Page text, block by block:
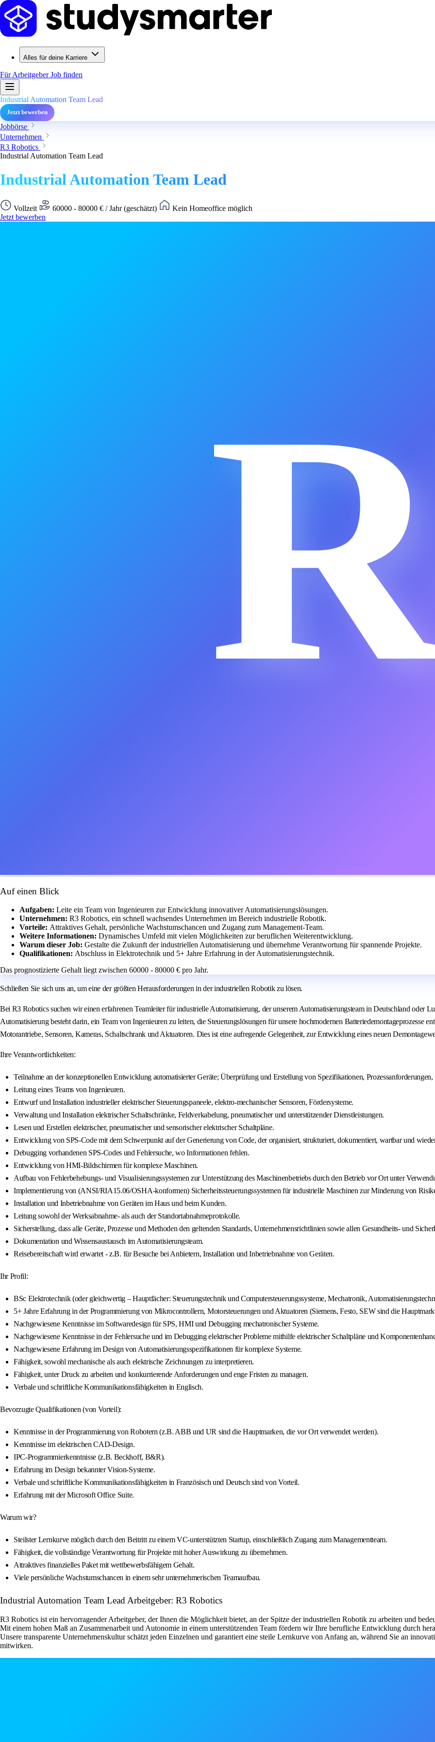
Alles für deine Karriere
Für ArbeitgeberJob finden
Industrial Automation Team Lead
Jetzt bewerben
Jobbörse
Unternehmen
R3 Robotics
Industrial Automation Team Lead
Industrial Automation Team Lead
Vollzeit 60000 - 80000 € / Jahr (geschätzt)
Kein Homeoffice möglich
Jetzt bewerben
Auf einen Blick
Aufgaben: Leite ein Team von Ingenieuren zur Entwicklung innovativer Automatisierungslösungen.
Unternehmen: R3 Robotics, ein schnell wachsendes Unternehmen im Bereich industrielle Robotik.
Vorteile: Attraktives Gehalt, persönliche Wachstumschancen und Zugang zum Management-Team.
Weitere Informationen: Dynamisches Umfeld mit vielen Möglichkeiten zur beruflichen Weiterentwicklung.
Warum dieser Job: Gestalte die Zukunft der industriellen Automatisierung und übernehme Verantwortung für spannende Projekte.
Qualifikationen: Abschluss in Elektrotechnik und 5+ Jahre Erfahrung in der Automatisierungstechnik.
Das prognostizierte Gehalt liegt zwischen 60000 - 80000 € pro Jahr.
Schließen Sie sich uns an, um eine der größten Herausforderungen in der industriellen Robotik zu lösen.
Bei R3 Robotics suchen wir einen erfahrenen Teamleiter für industrielle Automatisierung, der unserem Automatisierungsteam in Deutschland oder
Automatisierung besteht darin, ein Team von Ingenieuren zu leiten, die Steuerungslösungen für unsere hochmodernen Batteriedemontageprozesse
Motorantriebe, Sensoren, Kameras, Schaltschrank und Aktuatoren. Dies ist eine aufregende Gelegenheit, zur Entwicklung eines neuen
Ihre Verantwortlichkeiten:
Teilnahme an der konzeptionellen Entwicklung automatisierter Geräte; Überprüfung und Erstellung von Spezifikationen,
Leitung eines Teams von Ingenieuren.
Entwurf und Installation industrieller elektrischer Steuerungspaneele, elektro-mechanischer Sensoren, Fördersysteme.
Verwaltung und Installation elektrischer Schaltschränke, Feldverkabelung, pneumatischer und unterstützender Dienstleistungen.
Lesen und Erstellen elektrischer, pneumatischer und sensorischer elektrischer Schaltpläne.
Entwicklung von SPS-Code mit dem Schwerpunkt auf der Generierung von Code, der organisiert, strukturiert, dokumentiert, wartbar und
Debugging vorhandenen SPS-Codes und Fehlersuche, wo Informationen fehlen.
Entwicklung von HMI-Bildschirmen für komplexe Maschinen.
Aufbau von Fehlerbehebungs- und Visualisierungssystemen zur Unterstützung des Maschinenbetriebs durch den Betrieb vor Ort unter
Implementierung von (ANSI/RIA15.06/OSHA-konformen) Sicherheitssteuerungssystemen für industrielle Maschinen zur Minderung von
Installation und Inbetriebnahme von Geräten im Haus und beim Kunden.
Leitung sowohl der Werksabnahme- als auch der Standortabnahmeprotokolle.
Sicherstellung, dass alle Geräte, Prozesse und Methoden den geltenden Standards, Unternehmensrichtlinien sowie allen Gesundheits- und
Dokumentation und Wissensaustausch im Automatisierungsteam.
Reisebereitschaft wird erwartet - z.B. für Besuche bei Anbietern, Installation und Inbetriebnahme von Geräten.
Ihr Profil:
BSc Elektrotechnik (oder gleichwertig – Hauptfächer: Steuerungstechnik und Computersteuerungssysteme, Mechatronik,
5+ Jahre Erfahrung in der Programmierung von Mikrocontrollern, Motorsteuerungen und Aktuatoren (Siemens, Festo, SEW sind die
Nachgewiesene Kenntnisse im Softwaredesign für SPS, HMI und Debugging mechatronischer Systeme.
Nachgewiesene Kenntnisse in der Fehlersuche und im Debugging elektrischer Probleme mithilfe elektrischer Schaltpläne und
Nachgewiesene Erfahrung im Design von Automatisierungsspezifikationen für komplexe Systeme.
Fähigkeit, sowohl mechanische als auch elektrische Zeichnungen zu interpretieren.
Fähigkeit, unter Druck zu arbeiten und konkurrierende Anforderungen und enge Fristen zu managen.
Verbale und schriftliche Kommunikationsfähigkeiten in Englisch.
Bevorzugte Qualifikationen (von Vorteil):
Kenntnisse in der Programmierung von Robotern (z.B. ABB und UR sind die Hauptmarken, die vor Ort verwendet werden).
Kenntnisse im elektrischen CAD-Design.
IPC-Programmierkenntnisse (z.B. Beckhoff, B&R).
Erfahrung im Design bekannter Vision-Systeme.
Verbale und schriftliche Kommunikationsfähigkeiten in Französisch und Deutsch sind von Vorteil.
Erfahrung mit der Microsoft Office Suite.
Warum wir?
Steilster Lernkurve möglich durch den Beitritt zu einem VC-unterstützten Startup, einschließlich Zugang zum Managementteam.
Fähigkeit, die vollständige Verantwortung für Projekte mit hoher Auswirkung zu übernehmen.
Attraktives finanzielles Paket mit wettbewerbsfähigem Gehalt.
Viele persönliche Wachstumschancen in einem sehr unternehmerischen Teamaufbau.
Industrial Automation Team Lead Arbeitgeber: R3 Robotics
R3 Robotics ist ein hervorragender Arbeitgeber, der Ihnen die Möglichkeit bietet, an der Spitze der industriellen Robotik zu arbeiten und
Mit einem hohen Maß an Zusammenarbeit und Autonomie in einem unterstützenden Team fördern wir Ihre berufliche Entwicklung durch
Unsere transparente Unternehmenskultur schätzt jeden Einzelnen und garantiert eine steile Lernkurve von Anfang an, während Sie an
mitwirken.